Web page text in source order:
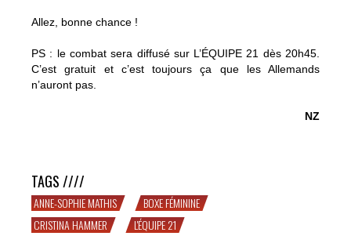
Allez, bonne chance !
PS : le combat sera diffusé sur L’ÉQUIPE 21 dès 20h45.
C’est gratuit et c’est toujours ça que les Allemands
n’auront pas.
NZ
TAGS ////
ANNE-SOPHIE MATHIS
BOXE FÉMININE
CRISTINA HAMMER
L'ÉQUIPE 21